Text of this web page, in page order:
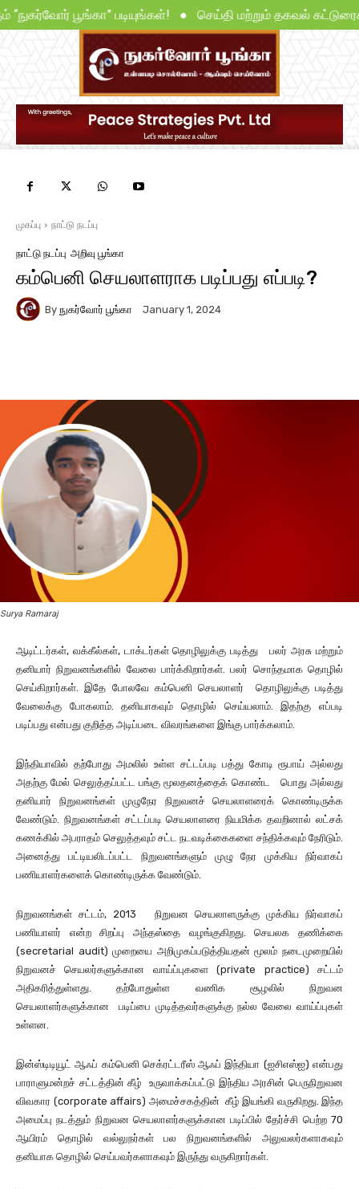
பூங்கா” படியுங்கள்! ● செய்தி மற்றும் தகவல்
முகப்பு நாட்டு நடப்பு
நாட்டு நடப்பு அறிவு பூங்கா
கம்பெனி செயலாளராக படிப்பது எப்படி?
By நுகர்வோர் பூங்கா January 1, 2024
Surya Ramaraj
ஆடிட்டர்கள், வக்கீல்கள், டாக்டர்கள் தொழிலுக்கு படித்து பலர் அரசு மற்றும்
தனியார் நிறுவனங்களில் வேலை பார்க்கிறார்கள். பலர் சொந்தமாக தொழில்
செய்கிறார்கள். இதே போலவே கம்பெனி செயலாளர் தொழிலுக்கு படித்து
வேலைக்கு போகலாம். தனியாகவும் தொழில் செய்யலாம். இதற்கு எப்படி
படிப்பது என்பது குறித்த அடிப்படை விவரங்களை இங்கு பார்க்கலாம்.
இந்தியாவில் தற்போது அமலில் உள்ள சட்டப்படி பத்து கோடி ரூபாய் அல்லது
அதற்கு மேல் செலுத்தப்பட்ட பங்கு மூலதனத்தைக் கொண்ட பொது அல்லது
தனியார் நிறுவனங்கள் முழுநேர நிறுவனச் செயலாளரைக் கொண்டிருக்க
வேண்டும். நிறுவனங்கள் சட்டப்படி செயலாளரை நியமிக்க தவறினால் லட்சக்
கணக்கில் அபராதம் செலுத்தவும் சட்ட நடவடிக்கைகளை சந்திக்கவும் நேரிடும்.
அனைத்து பட்டியலிடப்பட்ட நிறுவனங்களும் முழு நேர முக்கிய நிர்வாகப்
பணியாளர்களைக் கொண்டிருக்க வேண்டும்.
நிறுவனங்கள் சட்டம், 2013 நிறுவன செயலாளருக்கு முக்கிய நிர்வாகப்
பணியாளர் என்ற சிறப்பு அந்தஸ்தை வழங்குகிறது. செயலக தணிக்கை
(secretarial audit) முறையை அறிமுகப்படுத்தியதன் மூலம் நடைமுறையில்
நிறுவனச் செயலர்களுக்கான வாய்ப்புகளை (private practice) சட்டம்
அதிகரித்துள்ளது. தற்போதுள்ள வணிக சூழலில் நிறுவன
செயலாளர்களுக்கான படிப்பை முடித்தவர்களுக்கு நல்ல வேலை வாய்ப்புகள்
உள்ளன.
இன்ஸ்டிடியூட் ஆஃப் கம்பெனி செக்ரட்டரீஸ் ஆஃப் இந்தியா (ஐசிஎஸ்ஐ) என்பது
பாராளுமன்றச் சட்டத்தின் கீழ் உருவாக்கப்பட்டு இந்திய அரசின் பெருநிறுவன
விவகார (corporate affairs) அமைச்சகத்தின் கீழ் இயங்கி வருகிறது. இந்த
அமைப்பு நடத்தும் நிறுவன செயலாளர்களுக்கான படிப்பில் தேர்ச்சி பெற்ற 70
ஆயிரம் தொழில் வல்லுநர்கள் பல நிறுவனங்களில் அலுவலர்களாகவும்
தனியாக தொழில் செய்பவர்களாகவும் இருந்து வருகிறார்கள்.